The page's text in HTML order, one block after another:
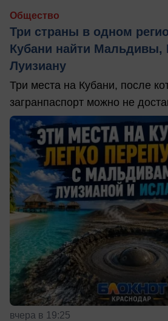
Общество
Три страны в одном
Кубани найти Мальдивы,
Луизиану
Три места на Кубани, после
загранпаспорт можно не
вчера в 19:25